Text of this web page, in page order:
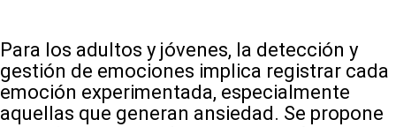
Para los adultos y jóvenes, la detección y
gestión de emociones implica registrar cada
emoción experimentada, especialmente
aquellas que generan ansiedad. Se propone